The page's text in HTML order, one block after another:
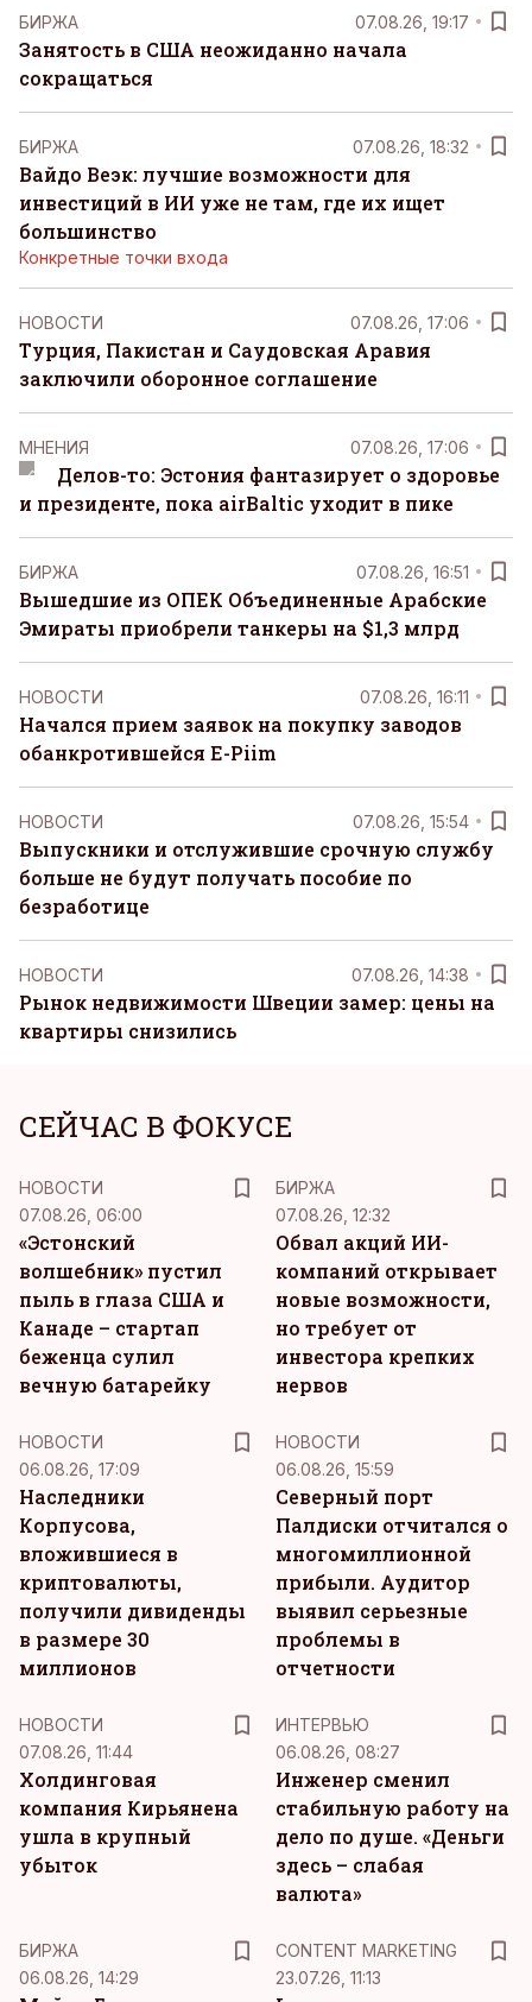
БИРЖА 07.08.26, 19:17
Занятость в США неожиданно начала
сокращаться
БИРЖА 07.08.26, 18:32
Вайдо Веэк: лучшие возможности для
инвестиций в ИИ уже не там, где их ищет
большинство
Конкретные точки входа
НОВОСТИ 07.08.26, 17:06
Турция, Пакистан и Саудовская Аравия
заключили оборонное соглашение
MНЕНИЯ 07.08.26, 17:06
Делов-то: Эстония фантазирует о здоровье
и президенте, пока airBaltic уходит в пике
БИРЖА 07.08.26, 16:51
Вышедшие из ОПЕК Объединенные Арабские
Эмираты приобрели танкеры на $1,3 млрд
НОВОСТИ 07.08.26, 16:11
Начался прием заявок на покупку заводов
обанкротившейся E-Piim
НОВОСТИ 07.08.26, 15:54
Выпускники и отслужившие срочную службу
больше не будут получать пособие по
безработице
НОВОСТИ 07.08.26, 14:38
Рынок недвижимости Швеции замер: цены на
квартиры снизились
СЕЙЧАС В ФОКУСЕ
НОВОСТИ
07.08.26, 06:00
«Эстонский
волшебник» пустил
пыль в глаза США и
Канаде – стартап
беженца сулил
вечную батарейку
БИРЖА
07.08.26, 12:32
Обвал акций ИИ-
компаний открывает
новые возможности,
но требует от
инвестора крепких
нервов
НОВОСТИ
06.08.26, 17:09
Наследники
Корпусова,
вложившиеся в
криптовалюты,
получили дивиденды
в размере 30
миллионов
НОВОСТИ
06.08.26, 15:59
Северный порт
Палдиски отчитался о
многомиллионной
прибыли. Аудитор
выявил серьезные
проблемы в
отчетности
НОВОСТИ
07.08.26, 11:44
Холдинговая
компания Кирьянена
ушла в крупный
убыток
ИНТЕРВЬЮ
06.08.26, 08:27
Инженер сменил
стабильную работу на
дело по душе. «Деньги
здесь – слабая
валюта»
БИРЖА
06.08.26, 14:29
CONTENT MARKETING
23.07.26, 11:13